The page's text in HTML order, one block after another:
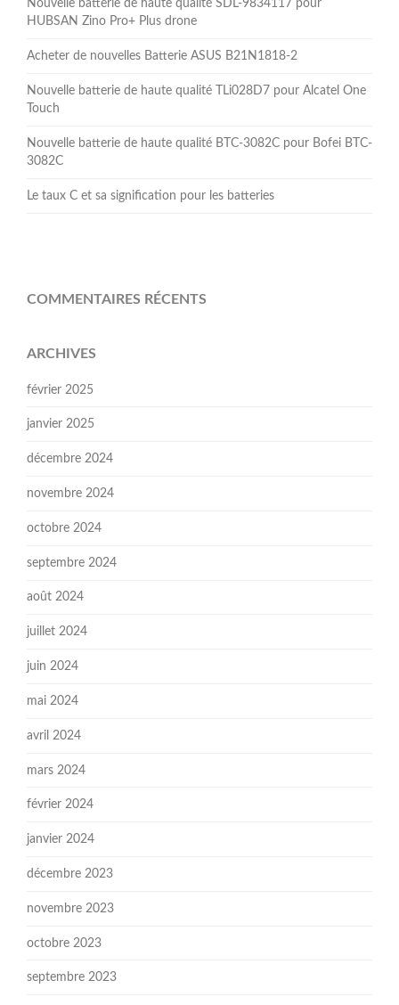
Nouvelle batterie de haute qualité SDL-9834117 pour
HUBSAN Zino Pro+ Plus drone
Acheter de nouvelles Batterie ASUS B21N1818-2
Nouvelle batterie de haute qualité TLi028D7 pour Alcatel One
Touch
Nouvelle batterie de haute qualité BTC-3082C pour Bofei BTC-
3082C
Le taux C et sa signification pour les batteries
COMMENTAIRES RÉCENTS
ARCHIVES
février 2025
janvier 2025
décembre 2024
novembre 2024
octobre 2024
septembre 2024
août 2024
juillet 2024
juin 2024
mai 2024
avril 2024
mars 2024
février 2024
janvier 2024
décembre 2023
novembre 2023
octobre 2023
septembre 2023